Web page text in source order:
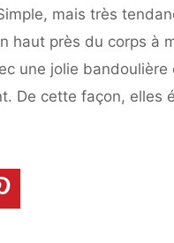
mais très
haut près du corps à
une jolie
De cette façon, elles